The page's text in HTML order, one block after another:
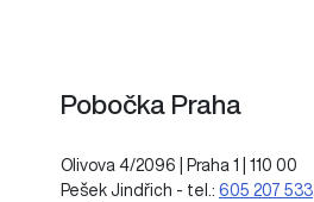
Pobočka Praha
Olivova 4/2096 | Praha 1 | 110 00
Pešek Jindřich - tel.: 605 207 533